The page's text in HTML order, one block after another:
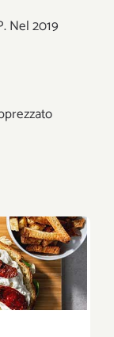
Nel 2019